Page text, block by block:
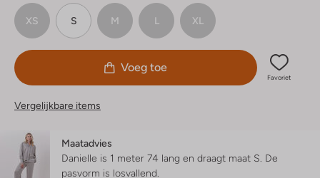
XS S M L XL
Voeg toe
Favoriet
Vergelijkbare items
Maatadvies
Danielle is 1 meter 74 lang en draagt maat S. De
pasvorm is losvallend